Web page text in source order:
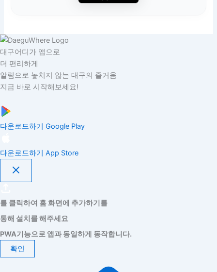
대구어디가 앱으로
더 편리하게
알림으로 놓치지 않는 대구의 즐거움
지금 바로 시작해보세요!
다운로드하기 Google Play
다운로드하기 App Store
를 클릭하여 홈 화면에 추가하기를
통해 설치를 해주세요
PWA기능으로 앱과 동일하게 동작합니다.
확인